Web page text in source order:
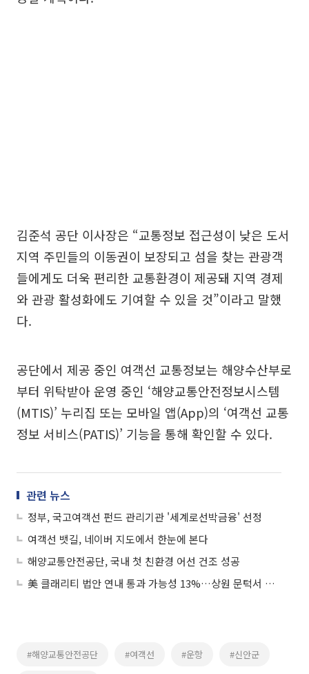
김준석 공단 이사장은 “교통정보 접근성이 낮은 도서
지역 주민들의 이동권이 보장되고 섬을 찾는 관광객
들에게도 더욱 편리한 교통환경이 제공돼 지역 경제
와 관광 활성화에도 기여할 수 있을 것”이라고 말했
다.
공단에서 제공 중인 여객선 교통정보는 해양수산부로
부터 위탁받아 운영 중인 ‘해양교통안전정보시스템
(MTIS)’ 누리집 또는 모바일 앱(App)의 ‘여객선 교통
정보 서비스(PATIS)’ 기능을 통해 확인할 수 있다.
관련 뉴스
정부, 국고여객선 펀드 관리기관 '세계로선박금융' 선정
여객선 뱃길, 네이버 지도에서 한눈에 본다
해양교통안전공단, 국내 첫 친환경 어선 건조 성공
美 클래리티 법안 연내 통과 가능성 13%…상원 문턱서 제동
#해양교통안전공단 #여객선 #운항 #신안군